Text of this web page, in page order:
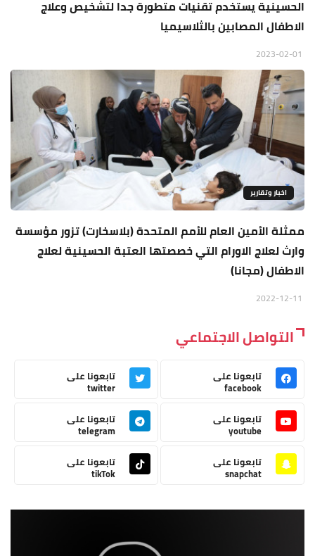
الحسينية يستخدم تقنيات متطورة جدا لتشخيص وعلاج
الاطفال المصابين بالثلاسيميا
اخبار وتقارير
ممثلة الأمين العام للأمم المتحدة (بلاسخارت) تزور مؤسسة
وارث لعلاج الاورام التي خصصتها العتبة الحسينية لعلاج
الاطفال (مجانا)
التواصل الاجتماعي
تابعونا على
facebook
تابعونا على
twitter
تابعونا على
youtube
تابعونا على
telegram
تابعونا على
snapchat
تابعونا على
tikTok